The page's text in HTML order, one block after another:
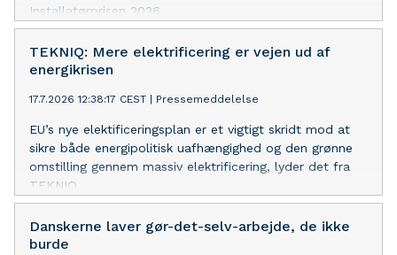
Installatørprisen 2026.
TEKNIQ: Mere elektrificering er vejen ud af
energikrisen
17.7.2026 12:38:17 CEST | Pressemeddelelse
EU’s nye elektificeringsplan er et vigtigt skridt mod at
sikre både energipolitisk uafhængighed og den grønne
omstilling gennem massiv elektrificering, lyder det fra
TEKNIQ.
Danskerne laver gør-det-selv-arbejde, de ikke
burde